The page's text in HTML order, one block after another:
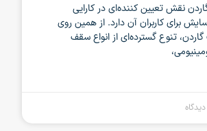
نقش تعیین کننده‌ای در کارایی
برای کاربران آن دارد. از همین روی
تنوع گسترده‌ای از انواع سقف